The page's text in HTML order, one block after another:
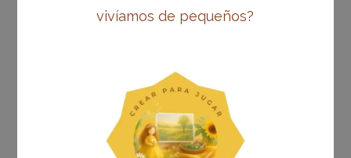
vivíamos de pequeños?